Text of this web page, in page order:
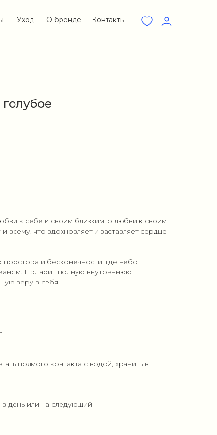
О бренде
Уход Контакты
к себе и своим близким, о любви к своим
всему, что вдохновляет и заставляет сердце
простора и бесконечности, где небо
Подарит полную внутреннюю
веру в себя.
прямого контакта с водой, хранить в
в день или на следующий